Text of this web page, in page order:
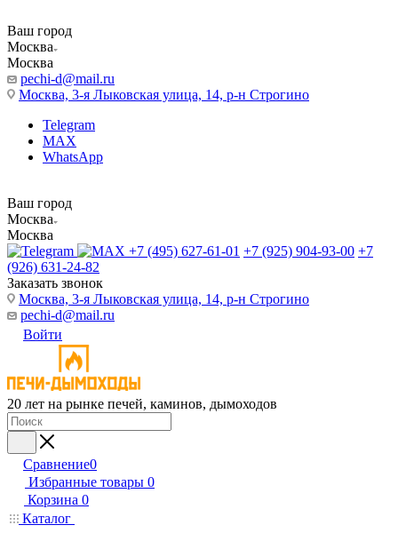
Ваш город
Москва
Москва
pechi-d@mail.ru
Москва, 3-я Лыковская улица, 14, р-н Строгино
Telegram
MAX
WhatsApp
Ваш город
Москва
Москва
+7 (495) 627-61-01 +7 (925) 904-93-00 +7
(926) 631-24-82
Заказать звонок
Москва, 3-я Лыковская улица, 14, р-н Строгино
pechi-d@mail.ru
Войти
20 лет на рынке печей, каминов, дымоходов
Сравнение0
Избранные товары 0
Корзина 0
Каталог